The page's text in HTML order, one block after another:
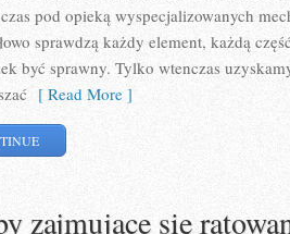
pod opieką wyspecjalizowanych
sprawdzą każdy element, każdą
być sprawny. Tylko wtenczas
[ Read More ]
zajmujące się